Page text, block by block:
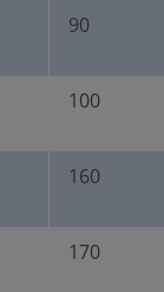
90
100
160
170